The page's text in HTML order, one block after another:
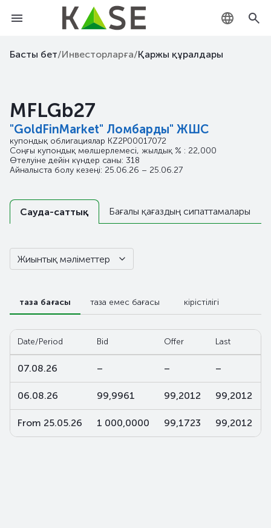
KZ
Басты бет/Инвесторларға/Қаржы құралдары
MFLGb27
"GoldFinMarket" Ломбарды" ЖШС
купондық облигациялар KZ2P00017072
Соңғы купондық мөлшерлемесі, жылдық % : 22,000
Өтелуіне дейін күндер саны: 318
Айналыста болу кезеңі: 25.06.26 – 25.06.27
Сауда-саттық Бағалы қағаздың сипаттамалары
Жиынтық мәліметтер
таза бағасы таза емес бағасы кірістілігі
Date/Period Bid Offer Last
07.08.26 – – –
06.08.26 99,9961 99,2012 99,2012
From 25.05.26 1 000,0000 99,1723 99,2012